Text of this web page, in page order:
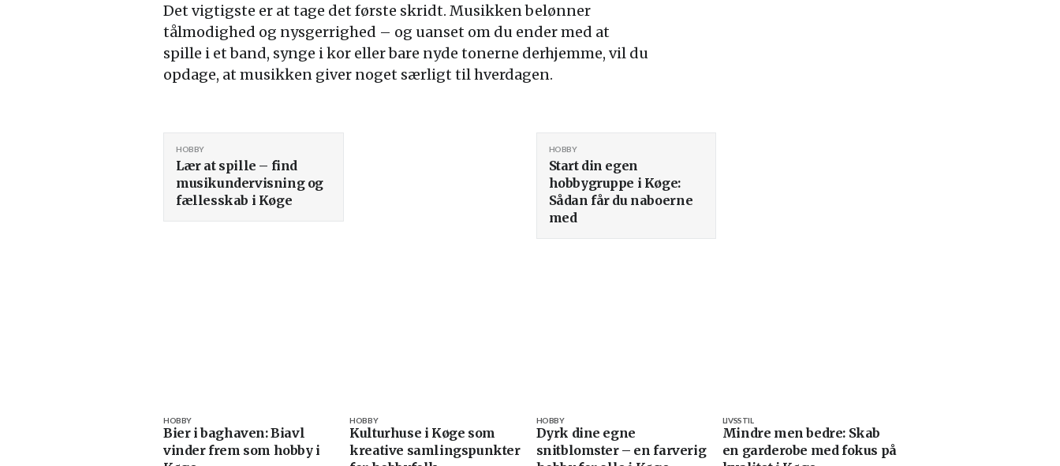
Det vigtigste er at tage det første skridt. Musikken belønner
tålmodighed og nysgerrighed – og uanset om du ender med at
spille i et band, synge i kor eller bare nyde tonerne derhjemme, vil du
opdage, at musikken giver noget særligt til hverdagen.
Lær at spille – find
musikundervisning og
fællesskab i Køge
HOBBY
Start din egen
hobbygruppe i Køge:
Sådan får du naboerne
med
HOBBY
Bier i baghaven: Biavl
vinder frem som hobby i
HOBBY
Kulturhuse i Køge som
kreative samlingspunkter
HOBBY
Dyrk dine egne
snitblomster – en farverig
HOBBY
Mindre men bedre: Skab
en garderobe med fokus på
LIVSSTIL